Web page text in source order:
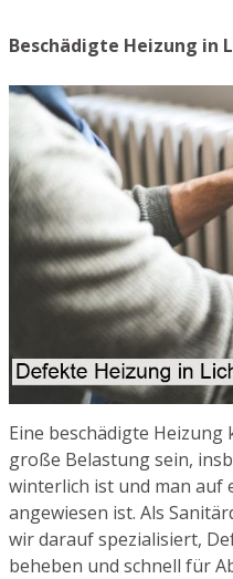
Beschädigte Heizung in
Eine beschädigte
große Belastung sein,
winterlich ist und man auf
angewiesen ist. Als
wir darauf spezialisiert,
beheben und schnell für